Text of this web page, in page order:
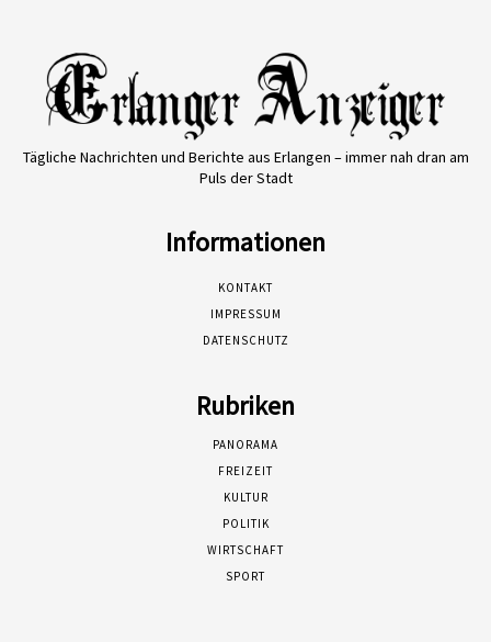
Tägliche Nachrichten und Berichte aus Erlangen – immer nah dran am
Puls der Stadt
Informationen
KONTAKT
IMPRESSUM
DATENSCHUTZ
Rubriken
PANORAMA
FREIZEIT
KULTUR
POLITIK
WIRTSCHAFT
SPORT